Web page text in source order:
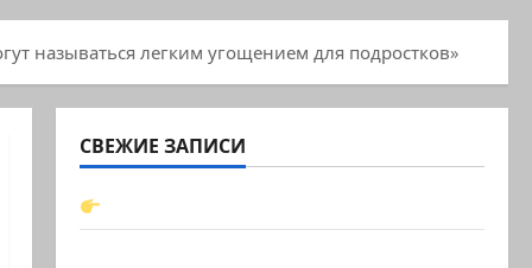
называться легким угощением для подростков»
СВЕЖИЕ ЗАПИСИ